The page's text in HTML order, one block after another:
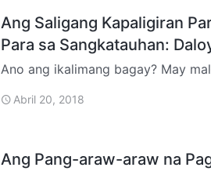
Ang Saligang Kapaligiran
Para sa Sangkatauhan:
Ano ang ikalimang bagay? May
buhay ng ta…
Abril 20, 2018
Ang Pang-araw-araw na